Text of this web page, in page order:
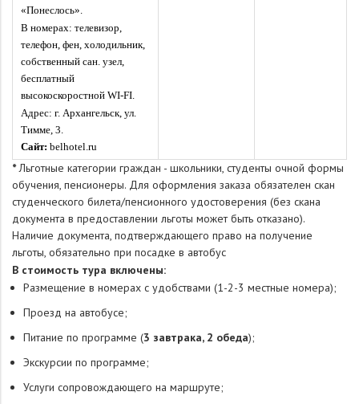
«Понеслось».
В номерах: телевизор,
телефон, фен, холодильник,
собственный сан. узел,
бесплатный
высокоскоростной WI-FI.
Адрес: г. Архангельск, ул.
Тимме, 3.
Сайт: belhotel.ru
* Льготные категории граждан - школьники, cтуденты очной формы
обучения, пенсионеры. Для оформления заказа обязателен скан
студенческого билета/пенсионного удостоверения (без скана
документа в предоставлении льготы может быть отказано).
Наличие документа, подтверждающего право на получение
льготы, обязательно при посадке в автобус
В стоимость тура включены:
Размещение в номерах с удобствами (1-2-3 местные номера);
Проезд на автобусе;
Питание по программе (3 завтрака, 2 обеда);
Экскурсии по программе;
Услуги сопровождающего на маршруте;